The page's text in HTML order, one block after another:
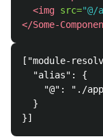
<img src=
</Some-
["module-
  "alias": {
"@": "./
  }